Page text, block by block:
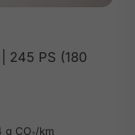
245 PS (180
g CO₂/km